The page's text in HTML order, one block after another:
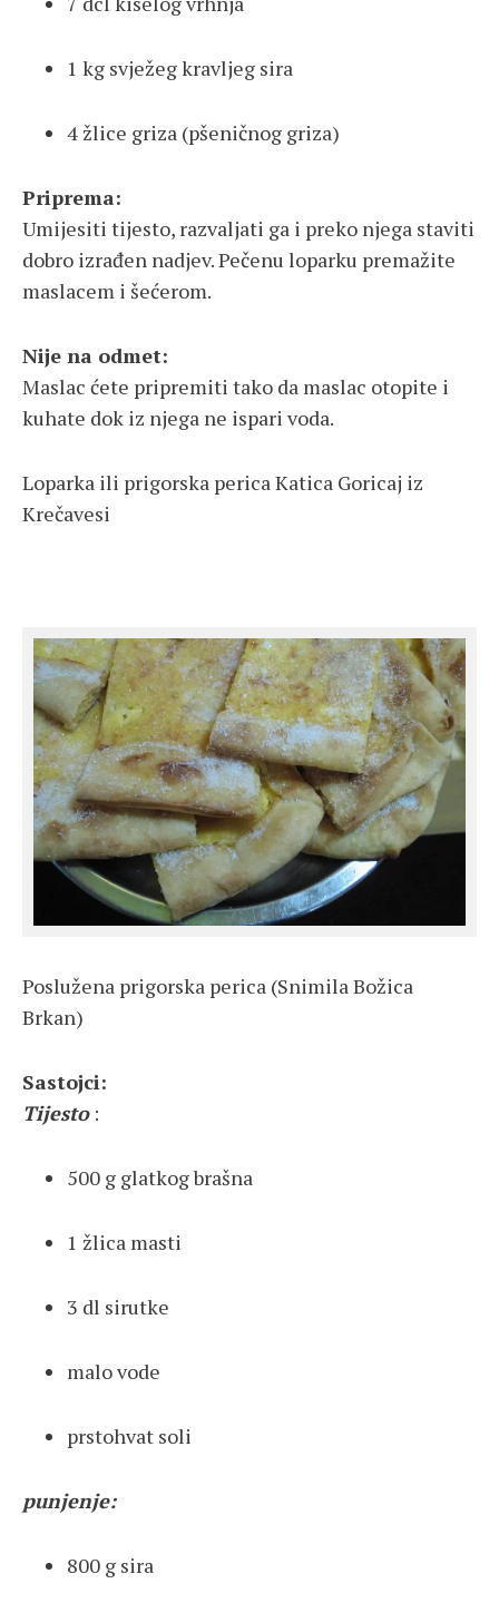
1 kg svježeg kravljeg sira
4 žlice griza (pšeničnog griza)
Priprema:
Umijesiti tijesto, razvaljati ga i preko njega staviti
dobro izrađen nadjev. Pečenu loparku premažite
maslacem i šećerom.
Nije na odmet:
Maslac ćete pripremiti tako da maslac otopite i
kuhate dok iz njega ne ispari voda.
Loparka ili prigorska perica Katica Goricaj iz
Krečavesi
Poslužena prigorska perica (Snimila Božica
Brkan)
Sastojci:
Tijesto:
500 g glatkog brašna
1 žlica masti
3 dl sirutke
malo vode
prstohvat soli
punjenje:
800 g sira